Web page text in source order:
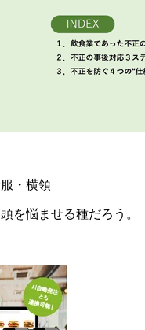
・横領
を悩ませる種だろう。